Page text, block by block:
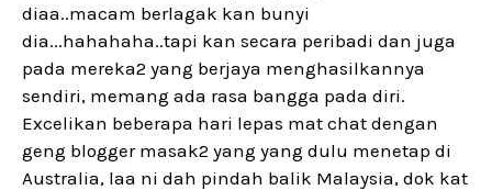
diaa..macam berlagak kan bunyi
dia...hahahaha..tapi kan secara peribadi dan juga
pada mereka2 yang berjaya menghasilkannya
sendiri, memang ada rasa bangga pada diri.
Excelikan beberapa hari lepas mat chat dengan
geng blogger masak2 yang yang dulu menetap di
Australia, laa ni dah pindah balik Malaysia, dok kat